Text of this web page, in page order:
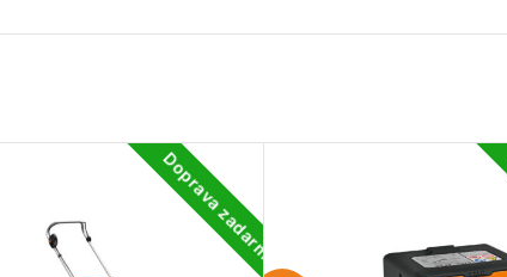
Doprava zadarmo